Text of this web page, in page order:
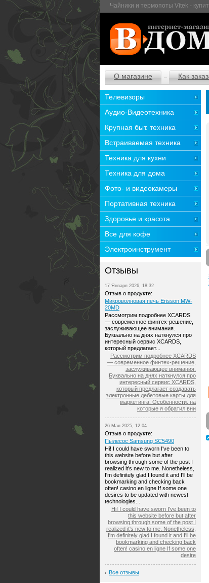
Чайники и термопоты Vitek -
О магазине Как
Телевизоры
Аудио-Видеотехника
Крупная быт. техника
Встраиваемая техника
Техника для кухни
Техника для дома
Фото- и видеокамеры
Портативная техника
Здоровье и красота
Все для кофе
Электроинструмент
Отзывы
17 Января 2026, 18:32
Отзыв о продукте:
Микроволновая печь Erisson MW-
20MD
Рассмотрим подробнее XCARDS
— современное финтех-решение,
заслуживающее внимания.
Буквально на днях наткнулся про
интересный сервис XCARDS,
который предлагает...
Рассмотрим подробнее XCARDS
— современное финтех-решение,
заслуживающее внимания.
Буквально на днях наткнулся про
интересный сервис XCARDS,
который предлагает создавать
электронные дебетовые карты для
маркетинга. Особенности, на
которые я обратил вни
26 Мая 2025, 12:04
Отзыв о продукте:
Пылесос Samsung SC5490
Hi! I could have sworn I've been to
this website before but after
browsing through some of the post I
realized it's new to me. Nonetheless,
I'm definitely glad I found it and I'll be
bookmarking and checking back
often! casino en ligne If some one
desires to be updated with newest
technologies...
Hi! I could have sworn I've been to
this website before but after
browsing through some of the post I
realized it's new to me. Nonetheless,
I'm definitely glad I found it and I'll be
bookmarking and checking back
often! casino en ligne If some one
desire
Все отзывы